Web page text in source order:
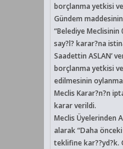
borçlanma yetkisi
Gündem
“Belediye
say?l? karar?na
Saadettin ASLAN’
borçlanma yetkisi
edilmesinin
Meclis Karar?n?n
karar verildi.
Meclis Üyelerinden
alarak “Daha
teklifine kar??yd?k.